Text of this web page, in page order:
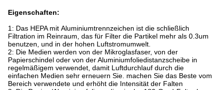
Eigenschaften:
1: Das HEPA mit Aluminiumtrennzeichen ist die schließlich
Filtration im Reinraum, das für Filter die Partikel mehr als 0.3um
benutzen, und in der hohen Luftstromumwelt.
2: Die Medien werden von der Mikroglasfaser, von der
Papierschindel oder von der Aluminiumfoliedistanzscheibe in
regelmäßigem verwendet, damit Luftdurchlauf durch die
einfachen Medien sehr erneuern Sie. machen Sie das Beste vom
Bereich verwendete und erhöht die Intensität der Falten